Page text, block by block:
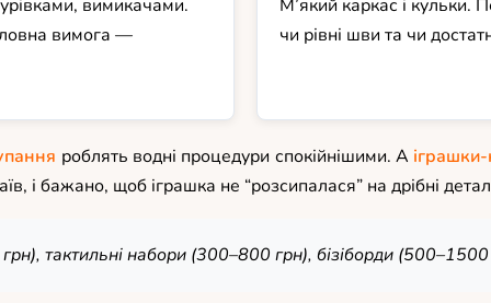
вимикачами.
вимога —
М’який каркас і кульки.
чи рівні шви та чи
роблять водні процедури спокійнішими. А
і бажано, щоб іграшка не “розсипалася” на дрібні
тактильні набори (300–800 грн), бізіборди